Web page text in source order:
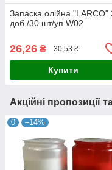
Запаска олійна "LARCO"
доб /30 шт/уп W02
26,26 ₴ 30,53 ₴
Купити
Акційні пропозиції
0 –14%